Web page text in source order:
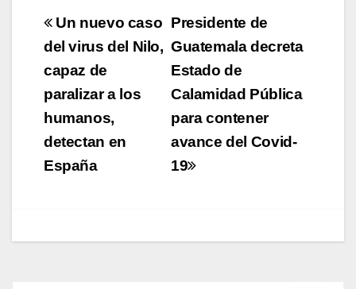
Navegación
de
entradas
Presidente de
Guatemala decreta
Estado de
Calamidad Pública
para contener
avance del Covid-
19
Un nuevo caso
del virus del Nilo,
capaz de
paralizar a los
humanos,
detectan en
España